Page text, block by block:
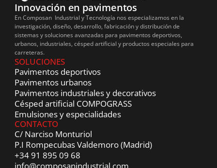
Innovación en pavimentos
En Composan Industrial y Tecnología nos especializamos en la
investigación, diseño, desarrollo, fabricación y distribución de
sistemas y soluciones avanzadas para pavimentos deportivos,
urbanos, industriales, césped artificial y productos especiales para
carreteras.
SOLUCIONES
Pavimentos deportivos
Pavimentos urbanos
Pavimentos industriales y decorativos
Césped artificial COMPOGRASS
Emulsiones y especialidades
CONTACTO
C/ Narciso Monturiol
P.I Rompecubas Valdemoro (Madrid)
+34 91 895 09 68
info@composanindustrial.com